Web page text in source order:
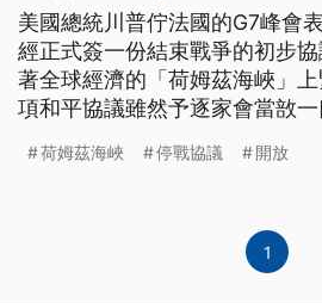
美國總統川普佇法國的G7峰會
經正式簽一份結束戰爭的初步
著全球經濟的「荷姆茲海峽」
項和平協議雖然予逐家會當敨
有協議，攏袂使予伊朗有核武
荷姆茲海峽 停戰協議 開放
1